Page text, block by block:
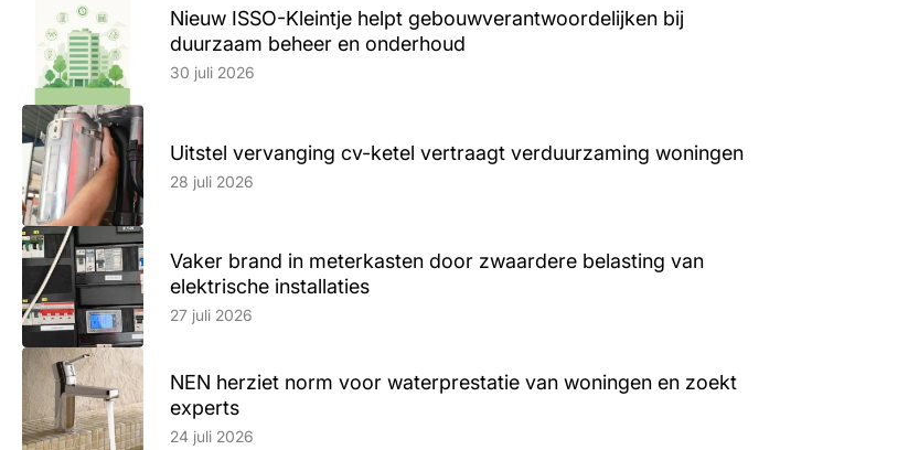
Nieuw ISSO-Kleintje helpt gebouwverantwoordelijken bij
duurzaam beheer en onderhoud
Lees artikel
30 juli 2026
Uitstel vervanging cv-ketel vertraagt verduurzaming woningen
Lees artikel
28 juli 2026
Vaker brand in meterkasten door zwaardere belasting van
elektrische installaties
Lees artikel
27 juli 2026
NEN herziet norm voor waterprestatie van woningen en zoekt
experts
Lees artikel
24 juli 2026